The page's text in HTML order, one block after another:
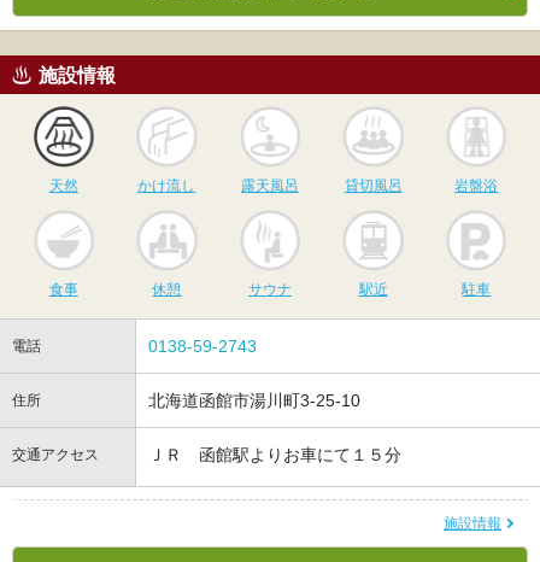
施設情報
天然
かけ流し
かけ流し
露天風呂
露天風呂
貸切風呂
貸切風呂 岩盤浴
食事 休憩
サウナ
サウナ 駅近 駐車
電話 0138-59-2743
住所 北海道函館市湯川町3-25-10
交通アクセス ＪＲ 函館駅よりお車にて１５分
施設情報